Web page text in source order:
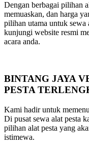
Dengan berbagai pilihan
memuaskan, dan harga
pilihan utama untuk
kunjungi website resmi
acara anda.
BINTANG JAYA
PESTA
Kami hadir untuk
Di pusat sewa alat pesta
pilihan alat pesta yang
istimewa.